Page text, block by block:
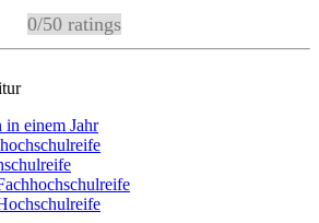
0/50 ratings
einem Jahr